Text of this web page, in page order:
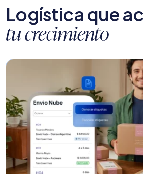
Logística que
tu crecimiento